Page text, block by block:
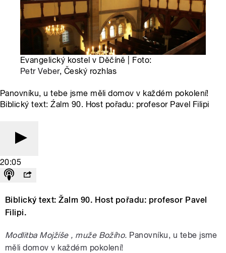
Evangelický kostel v Děčíně | Foto:
Petr Veber, Český rozhlas
Panovníku, u tebe jsme měli domov v každém pokolení!
Biblický text: Źalm 90. Host pořadu: profesor Pavel Filipi
20:05
Biblický text: Žalm 90. Host pořadu: profesor Pavel
Filipi.
Modlitba Mojžíše , muže Božího. Panovníku, u tebe jsme
měli domov v každém pokolení!